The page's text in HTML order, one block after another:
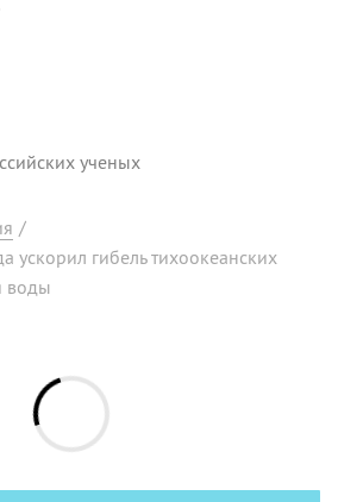
ученых
/
ускорил гибель тихоокеанских
воды